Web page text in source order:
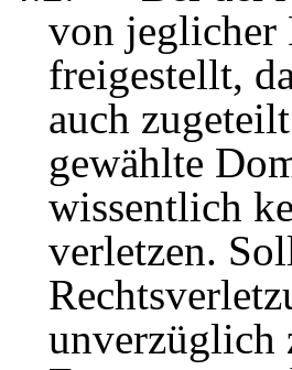
von jeglicher
freigestellt,
auch
gewählte
wissentlich
verletzen.
unverzüglich